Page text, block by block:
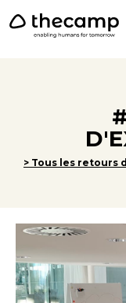
> Tous les retours